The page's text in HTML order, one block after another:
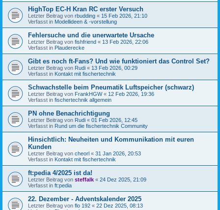
HighTop EC-H Kran RC erster Versuch
Letzter Beitrag von rbudding « 15 Feb 2026, 21:10
Verfasst in Modellideen & -vorstellung
Fehlersuche und die unerwartete Ursache
Letzter Beitrag von fishfriend « 13 Feb 2026, 22:06
Verfasst in Plauderecke
Gibt es noch ft-Fans? Und wie funktioniert das Control Set?
Letzter Beitrag von Rudi « 13 Feb 2026, 00:29
Verfasst in Kontakt mit fischertechnik
Schwachstelle beim Pneumatik Luftspeicher (schwarz)
Letzter Beitrag von FrankHGW« 12 Feb 2026, 19:36
Verfasst in fischertechnik allgemein
PN ohne Benachrichtigung
Letzter Beitrag von Rudi « 01 Feb 2026, 12:45
Verfasst in Rund um die fischertechnik Community
Hinsichtlich: Neuheiten und Kommunikation mit euren
Kunden
Letzter Beitrag von cheorl « 31 Jan 2026, 20:53
Verfasst in Kontakt mit fischertechnik
ft:pedia 4/2025 ist da!
Letzter Beitrag von steffalk « 24 Dez 2025, 21:09
Verfasst in ft:pedia
22. Dezember - Adventskalender 2025
Letzter Beitrag von flo 192 « 22 Dez 2025, 08:13